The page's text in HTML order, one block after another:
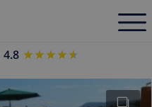
4.8 ★★★★★
★★★★★